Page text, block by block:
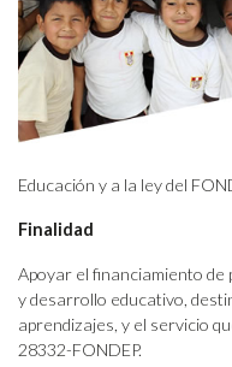
Educación y a la ley del
Finalidad
Apoyar el financiamiento
y desarrollo educativo,
aprendizajes, y el servicio
28332-FONDEP.